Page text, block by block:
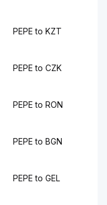
PEPE to KZT
PEPE to CZK
PEPE to RON
PEPE to BGN
PEPE to GEL